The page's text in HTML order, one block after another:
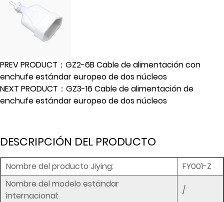
PREV PRODUCT：GZ2-6B Cable de alimentación con
enchufe estándar europeo de dos núcleos
NEXT PRODUCT：GZ3-16 Cable de alimentación de
enchufe estándar europeo de dos núcleos
DESCRIPCIÓN DEL PRODUCTO
Nombre del producto Jiying:
FY001-Z
Nombre del modelo estándar
internacional:
/